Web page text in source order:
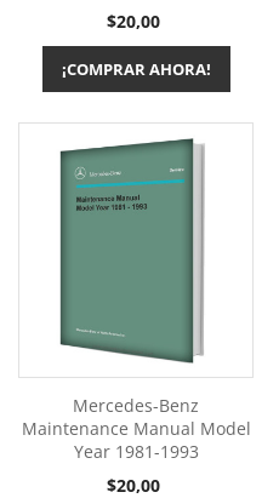
Precio
$20,00
¡COMPRAR AHORA!
Mercedes-Benz
Maintenance Manual Model
Year 1981-1993
Precio
$20,00